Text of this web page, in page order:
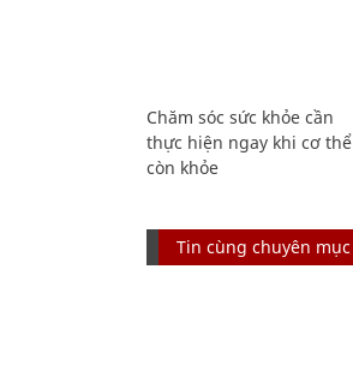
Chăm sóc sức khỏe cần
thực hiện ngay khi cơ thể
còn khỏe
Tin cùng chuyên mục